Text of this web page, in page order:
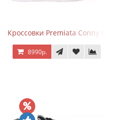
Кроссовки Premiata Conny Beige Pink
8990р.